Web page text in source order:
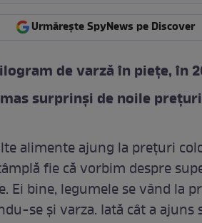
Urmărește SpyNews pe Discover
de varză în piețe, în
surprinși de noile prețuri
alimente ajung la prețuri
fie că vorbim despre
Ei bine, legumele se vând la
se și varza. Iată cât a ajuns